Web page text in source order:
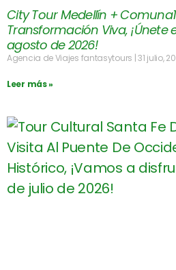
City Tour Medellín +
Transformación Viva, ¡Únete
agosto de 2026!
Agencia de Viajes fantasytours 31 julio,
Leer más »